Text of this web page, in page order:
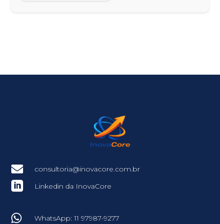
 consultoria@inovacore.com.br
 Linkedin da InovaCore
 WhatsApp: 11 97987-9277